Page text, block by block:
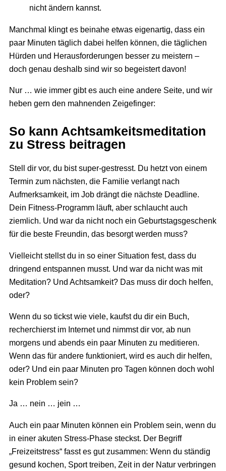
nicht ändern kannst.
Manchmal klingt es beinahe etwas eigenartig, dass ein
paar Minuten täglich dabei helfen können, die täglichen
Hürden und Herausforderungen besser zu meistern –
doch genau deshalb sind wir so begeistert davon!
Nur … wie immer gibt es auch eine andere Seite, und wir
heben gern den mahnenden Zeigefinger:
So kann Achtsamkeitsmeditation
zu Stress beitragen
Stell dir vor, du bist super-gestresst. Du hetzt von einem
Termin zum nächsten, die Familie verlangt nach
Aufmerksamkeit, im Job drängt die nächste Deadline.
Dein Fitness-Programm läuft, aber schlaucht auch
ziemlich. Und war da nicht noch ein Geburtstagsgeschenk
für die beste Freundin, das besorgt werden muss?
Vielleicht stellst du in so einer Situation fest, dass du
dringend entspannen musst. Und war da nicht was mit
Meditation? Und Achtsamkeit? Das muss dir doch helfen,
oder?
Wenn du so tickst wie viele, kaufst du dir ein Buch,
recherchierst im Internet und nimmst dir vor, ab nun
morgens und abends ein paar Minuten zu meditieren.
Wenn das für andere funktioniert, wird es auch dir helfen,
oder? Und ein paar Minuten pro Tagen können doch wohl
kein Problem sein?
Ja … nein … jein …
Auch ein paar Minuten können ein Problem sein, wenn du
in einer akuten Stress-Phase steckst. Der Begriff
„Freizeitstress“ fasst es gut zusammen: Wenn du ständig
gesund kochen, Sport treiben, Zeit in der Natur verbringen